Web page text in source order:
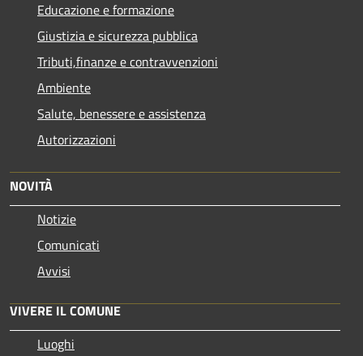
Educazione e formazione
Giustizia e sicurezza pubblica
Tributi,finanze e contravvenzioni
Ambiente
Salute, benessere e assistenza
Autorizzazioni
NOVITÀ
Notizie
Comunicati
Avvisi
VIVERE IL COMUNE
Luoghi